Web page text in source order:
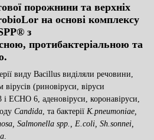
порожнини та верхніх
на основі комплексу
з
протибактеріальною та
виду Bacillus виділяли речовини,
вірусів (риновіруси, віруси
ECHO 6, аденовіруси, коронавіруси
Candida , та бактерії K.pneumoniaе,
Salmonella spp., E.coli, Sh.sonnei,